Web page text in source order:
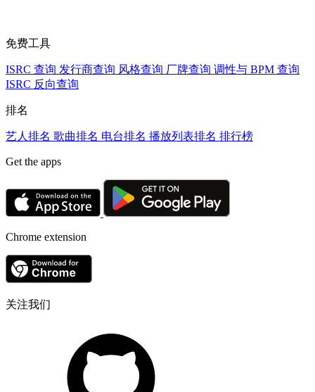
免费工具
ISRC 查询 发行商查询 风格查询 厂牌查询 调性与 BPM 查询
ISRC 反向查询
排名
艺人排名 歌曲排名 电台排名 播放列表排名 排行榜
Get the apps
Chrome extension
关注我们